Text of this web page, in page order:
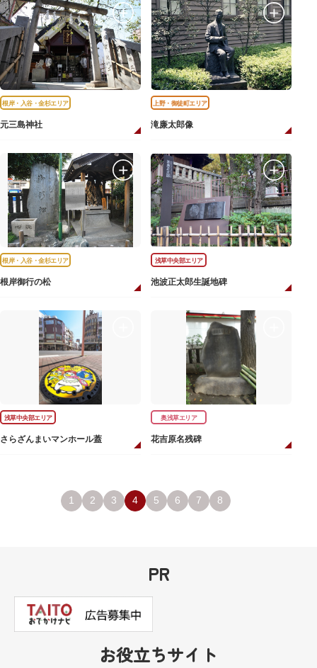
根岸・入谷・金杉エリア
元三島神社
上野・御徒町エリア
滝廉太郎像
根岸・入谷・金杉エリア
根岸御行の松
浅草中央部エリア
池波正太郎生誕地碑
浅草中央部エリア
さらざんまいマンホール蓋
奥浅草エリア
花吉原名残碑
1 2 3 4 5 6 7 8
PR
お役立ちサイト